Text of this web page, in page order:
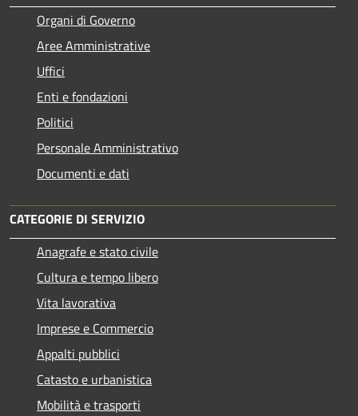
Organi di Governo
Aree Amministrative
Uffici
Enti e fondazioni
Politici
Personale Amministrativo
Documenti e dati
CATEGORIE DI SERVIZIO
Anagrafe e stato civile
Cultura e tempo libero
Vita lavorativa
Imprese e Commercio
Appalti pubblici
Catasto e urbanistica
Mobilità e trasporti